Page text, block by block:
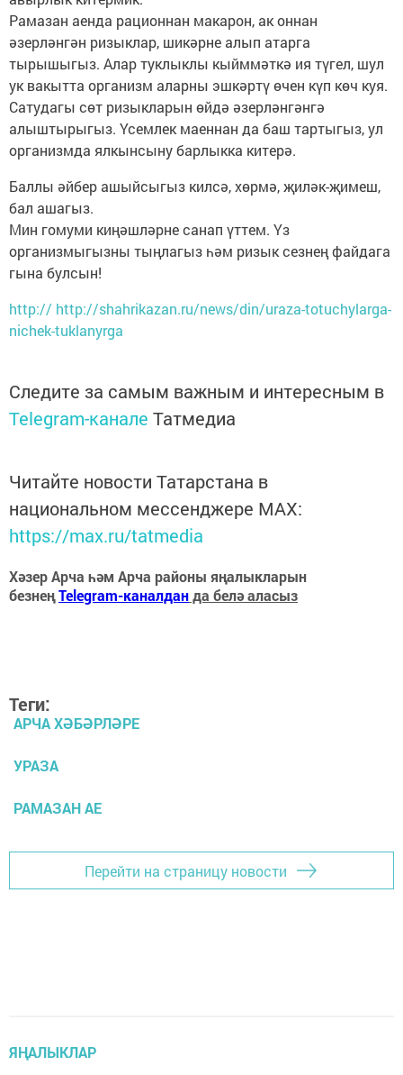
Рамазан аенда рационнан макарон, ак оннан
әзерләнгән ризыклар, шикәрне алып атарга
тырышыгыз. Алар туклыклы кыйммәткә ия түгел, шул
ук вакытта организм аларны эшкәртү өчен күп көч куя.
Сатудагы сөт ризыкларын өйдә әзерләнгәнгә
алыштырыгыз. Үсемлек маеннан да баш тартыгыз, ул
организмда ялкынсыну барлыкка китерә.
Баллы әйбер ашыйсыгыз килсә, хөрмә, җиләк-җимеш,
бал ашагыз.
Мин гомуми киңәшләрне санап үттем. Үз
организмыгызны тыңлагыз һәм ризык сезнең файдага
гына булсын!
http:// http://shahrikazan.ru/news/din/uraza-totuchylarga-
nichek-tuklanyrga
Следите за самым важным и интересным в
Telegram-канале Татмедиа
Читайте новости Татарстана в
национальном мессенджере MАХ:
https://max.ru/tatmedia
Хәзер Арча һәм Арча районы яңалыкларын
безнеңTelegram-каналданда белә аласыз
Теги:
АРЧА ХӘБӘРЛӘРЕ
УРАЗА
РАМАЗАН АЕ
Перейти на страницу новости
ЯҢАЛЫКЛАР